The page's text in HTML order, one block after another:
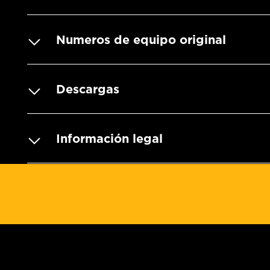
Numeros de equipo original
Descargas
Información legal